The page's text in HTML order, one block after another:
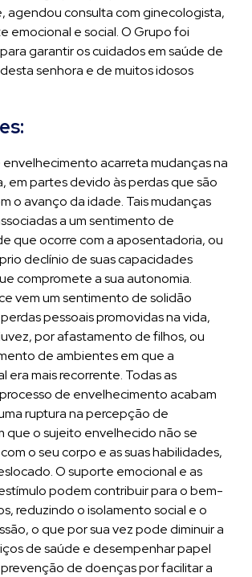
agendou consulta com ginecologista,
emocional e social. O Grupo foi
garantir os cuidados em saúde de
senhora e de muitos idosos
acarreta mudanças na
em partes devido às perdas que são
o avanço da idade. Tais mudanças
a um sentimento de
que ocorre com a aposentadoria, ou
declínio de suas capacidades
compromete a sua autonomia.
vem um sentimento de solidão
pessoais promovidas na vida,
por afastamento de filhos, ou
de ambientes em que a
era mais recorrente. Todas as
de envelhecimento acabam
ruptura na percepção de
que o sujeito envelhecido não se
o seu corpo e as suas habilidades,
O suporte emocional e as
podem contribuir para o bem-
reduzindo o isolamento social e o
o que por sua vez pode diminuir a
de saúde e desempenhar papel
de doenças por facilitar a